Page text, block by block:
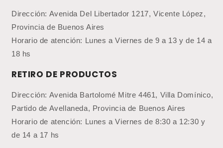
Dirección: Avenida Del Libertador 1217, Vicente López,
Provincia de Buenos Aires
Horario de atención: Lunes a Viernes de 9 a 13 y de 14 a
18 hs
RETIRO DE PRODUCTOS
Dirección: Avenida Bartolomé Mitre 4461, Villa Domínico,
Partido de Avellaneda, Provincia de Buenos Aires
Horario de atención: Lunes a Viernes de 8:30 a 12:30 y
de 14 a 17 hs